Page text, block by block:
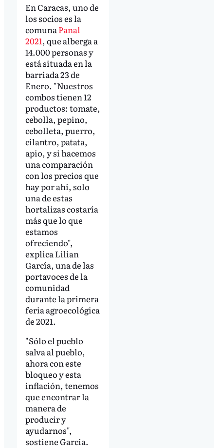
En Caracas, uno de
los socios es la
comuna Panal
2021, que alberga a
14.000 personas y
está situada en la
barriada 23 de
Enero. "Nuestros
combos tienen 12
productos: tomate,
cebolla, pepino,
cebolleta, puerro,
cilantro, patata,
apio, y si hacemos
una comparación
con los precios que
hay por ahí, solo
una de estas
hortalizas costaría
más que lo que
estamos
ofreciendo",
explica Lilian
García, una de las
portavoces de la
comunidad
durante la primera
feria agroecológica
de 2021.
"Sólo el pueblo
salva al pueblo,
ahora con este
bloqueo y esta
inflación, tenemos
que encontrar la
manera de
producir y
ayudarnos",
sostiene García.